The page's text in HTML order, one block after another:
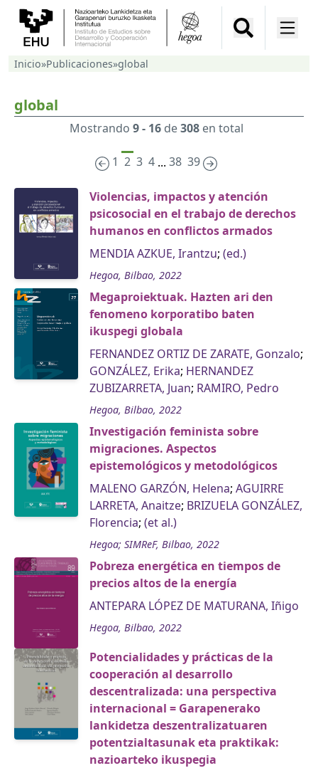
Inicio»Publicaciones»global
global
Mostrando 9 - 16de308en total
1 2 3 4 ... 38 39
Violencias, impactos y atención
psicosocial en el trabajo de derechos
humanos en conflictos armados
MENDIA AZKUE, Irantzu; (ed.)
Hegoa, Bilbao, 2022
Megaproiektuak. Hazten ari den
fenomeno korporatibo baten
ikuspegi globala
FERNANDEZ ORTIZ DE ZARATE, Gonzalo;
GONZÁLEZ, Erika; HERNANDEZ
ZUBIZARRETA, Juan; RAMIRO, Pedro
Hegoa, Bilbao, 2022
Investigación feminista sobre
migraciones. Aspectos
epistemológicos y metodológicos
MALENO GARZÓN, Helena; AGUIRRE
LARRETA, Anaitze; BRIZUELA GONZÁLEZ,
Florencia; (et al.)
Hegoa; SIMReF, Bilbao, 2022
Pobreza energética en tiempos de
precios altos de la energía
ANTEPARA LÓPEZ DE MATURANA, Iñigo
Hegoa, Bilbao, 2022
Potencialidades y prácticas de la
cooperación al desarrollo
descentralizada: una perspectiva
internacional = Garapenerako
lankidetza deszentralizatuaren
potentzialtasunak eta praktikak:
nazioarteko ikuspegia